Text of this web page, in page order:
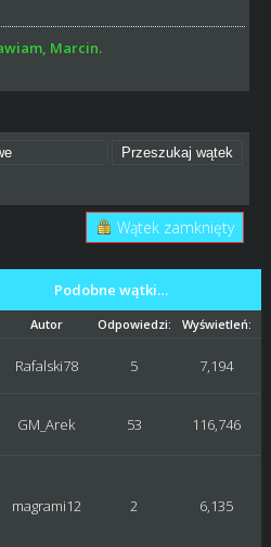
Marcin.
Wątek zamknięty
Podobne wątki…
Autor Odpowiedzi: Wyświetleń:
Rafalski78 5 7,194
GM_Arek 53 116,746
magrami12 2 6,135